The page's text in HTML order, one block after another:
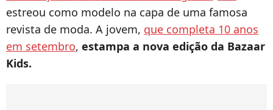
estreou como modelo na capa de uma famosa
revista de moda. A jovem, que completa 10 anos
em setembro, estampa a nova edição da Bazaar
Kids.